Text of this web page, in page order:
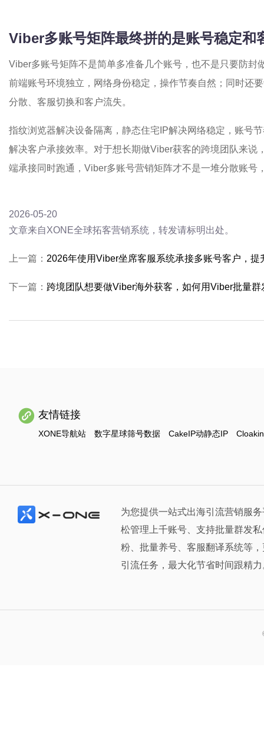
Viber多账号矩阵最终拼的是账号稳定和
Viber多账号矩阵不是简单多准备几个账号，也不是只要防封
前端账号环境独立，网络身份稳定，操作节奏自然；同时还
分散、客服切换和客户流失。
指纹浏览器解决设备隔离，静态住宅IP解决网络稳定，账号
解决客户承接效率。对于想长期做Viber获客的跨境团队来说
端承接同时跑通，Viber多账号营销矩阵才不是一堆分散账号
2026-05-20
文章来自XONE全球拓客营销系统，转发请标明出处。
上一篇： 2026年使用Viber坐席客服系统承接多账号客户，提
下一篇： 跨境团队想要做Viber海外获客，如何用Viber批量
友情链接
XONE导航站 数字星球筛号数据 CakeIP动静态IP
为您提供一站式出海引流营销服
松管理上千账号、支持批量群发
粉、批量养号、客服翻译系统等
引流任务，最大化节省时间跟精力